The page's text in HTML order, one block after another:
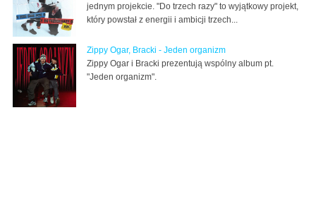
jednym projekcie. "Do trzech razy" to wyjątkowy projekt,
który powstał z energii i ambicji trzech...
Zippy Ogar, Bracki - Jeden organizm
Zippy Ogar i Bracki prezentują wspólny album pt.
"Jeden organizm".